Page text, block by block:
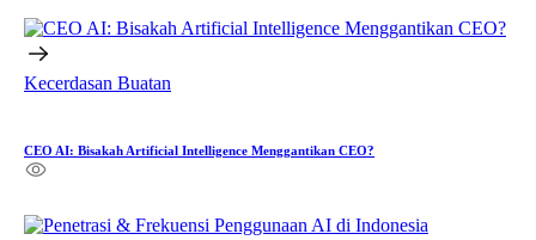
Kecerdasan Buatan
CEO AI: Bisakah Artificial Intelligence Menggantikan CEO?